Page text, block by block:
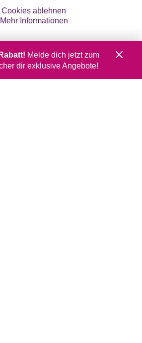
Cookies ablehnen
Mehr Informationen
Melde dich jetzt zum
dir exklusive Angebote!